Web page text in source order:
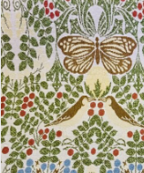
Markten